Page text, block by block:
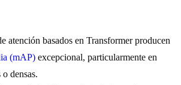
atención basados en Transformer producen
(mAP) excepcional, particularmente en
densas.